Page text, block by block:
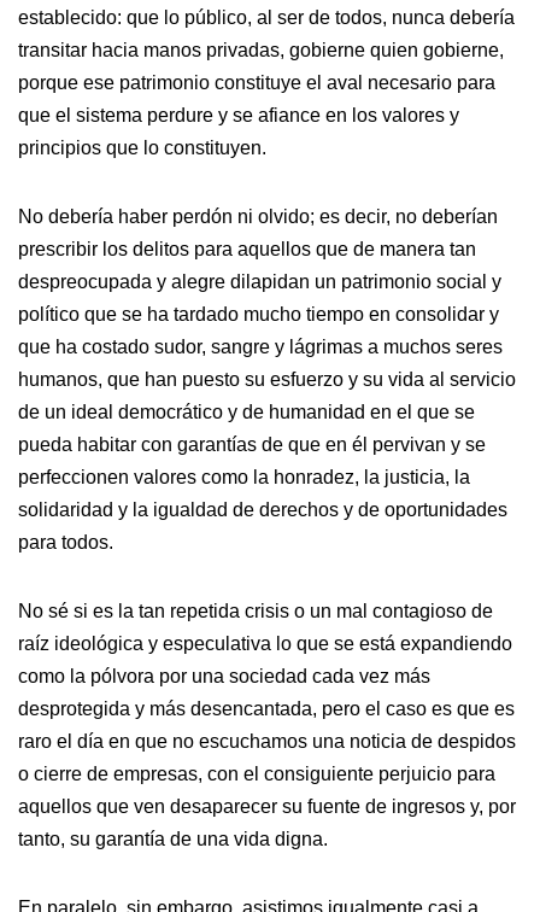
establecido: que lo público, al ser de todos, nunca debería
transitar hacia manos privadas, gobierne quien gobierne,
porque ese patrimonio constituye el aval necesario para
que el sistema perdure y se afiance en los valores y
principios que lo constituyen.
No debería haber perdón ni olvido; es decir, no deberían
prescribir los delitos para aquellos que de manera tan
despreocupada y alegre dilapidan un patrimonio social y
político que se ha tardado mucho tiempo en consolidar y
que ha costado sudor, sangre y lágrimas a muchos seres
humanos, que han puesto su esfuerzo y su vida al servicio
de un ideal democrático y de humanidad en el que se
pueda habitar con garantías de que en él pervivan y se
perfeccionen valores como la honradez, la justicia, la
solidaridad y la igualdad de derechos y de oportunidades
para todos.
No sé si es la tan repetida crisis o un mal contagioso de
raíz ideológica y especulativa lo que se está expandiendo
como la pólvora por una sociedad cada vez más
desprotegida y más desencantada, pero el caso es que es
raro el día en que no escuchamos una noticia de despidos
o cierre de empresas, con el consiguiente perjuicio para
aquellos que ven desaparecer su fuente de ingresos y, por
tanto, su garantía de una vida digna.
En paralelo, sin embargo, asistimos igualmente casi a